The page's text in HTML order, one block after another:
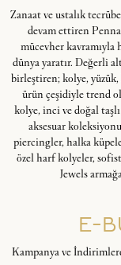
Zanaat ve ustalık
devam ettiren
mücevher kavramıyla
dünya yaratır. Değerli
birleştiren; kolye,
ürün çeşidiyle trend
kolye, inci ve doğal
aksesuar
piercingler, halka
özel harf kolyeler,
Jewels
E-
Kampanya ve